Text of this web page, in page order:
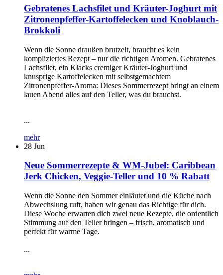
Gebratenes Lachsfilet und Kräuter-Joghurt mit
Zitronenpfeffer-Kartoffelecken und Knoblauch-
Brokkoli
Wenn die Sonne draußen brutzelt, braucht es kein
kompliziertes Rezept – nur die richtigen Aromen. Gebratenes
Lachsfilet, ein Klacks cremiger Kräuter-Joghurt und
knusprige Kartoffelecken mit selbstgemachtem
Zitronenpfeffer-Aroma: Dieses Sommerrezept bringt an einem
lauen Abend alles auf den Teller, was du brauchst.
...
mehr
28 Jun
Neue Sommerrezepte & WM-Jubel: Caribbean
Jerk Chicken, Veggie-Teller und 10 % Rabatt
Wenn die Sonne den Sommer einläutet und die Küche nach
Abwechslung ruft, haben wir genau das Richtige für dich.
Diese Woche erwarten dich zwei neue Rezepte, die ordentlich
Stimmung auf den Teller bringen – frisch, aromatisch und
perfekt für warme Tage.
...